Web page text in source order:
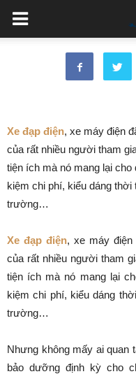
Xe đạp điện, xe máy điện
của rất nhiều người tham
tiện ích mà nó mang lại
kiệm chi phí, kiểu dáng
trường…
Xe đạp điện, xe máy điện
của rất nhiều người tham
tiện ích mà nó mang lại
kiệm chi phí, kiểu dáng
trường…
Nhưng không mấy ai quan
bảo dưỡng định kỳ cho